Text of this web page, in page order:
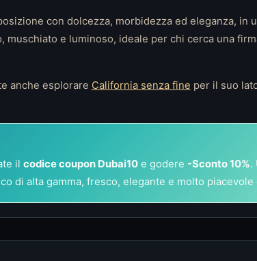
con dolcezza, morbidezza ed eleganza, in
e luminoso, ideale per chi cerca una
anche esplorare California senza fine per il suo
il codice coupon Dubai10e godere -Sconto 10%.
di alta gamma, fresco, elegante e molto piacevole